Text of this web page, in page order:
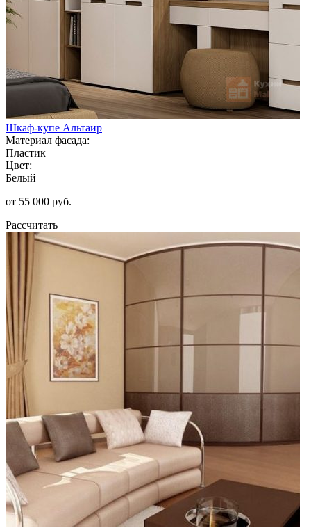
Шкаф-купе Альтаир
Материал фасада:
Пластик
Цвет:
Белый
от 55 000 руб.
Рассчитать